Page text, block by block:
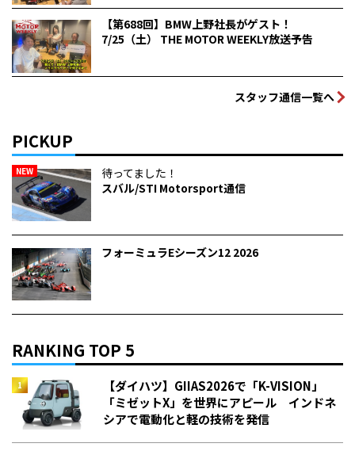
【第688回】BMW上野社長がゲスト！
7/25（土） THE MOTOR WEEKLY放送予告
スタッフ通信一覧へ
PICKUP
NEW
待ってました！
スバル/STI Motorsport通信
フォーミュラEシーズン12 2026
RANKING TOP 5
【ダイハツ】GIIAS2026で「K-VISION」
「ミゼットX」を世界にアピール インドネ
シアで電動化と軽の技術を発信